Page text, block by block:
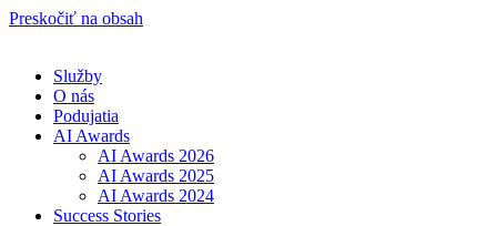
Preskočiť na obsah
Služby
O nás
Podujatia
AI Awards
AI Awards 2026
AI Awards 2025
AI Awards 2024
Success Stories